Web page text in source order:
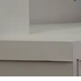
，即红蓝
健康辅导